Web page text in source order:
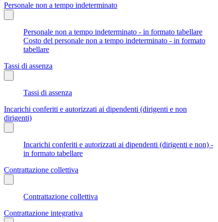
Personale non a tempo indeterminato
Personale non a tempo indeterminato - in formato tabellare
Costo del personale non a tempo indeterminato - in formato
tabellare
Tassi di assenza
Tassi di assenza
Incarichi conferiti e autorizzati ai dipendenti (dirigenti e non
dirigenti)
Incarichi conferiti e autorizzati ai dipendenti (dirigenti e non) -
in formato tabellare
Contrattazione collettiva
Contrattazione collettiva
Contrattazione integrativa